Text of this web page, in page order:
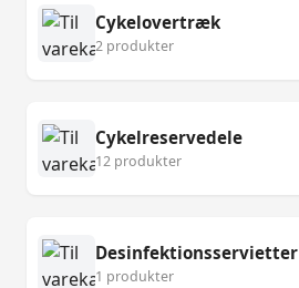
Cykelovertræk
2 produkter
Cykelreservedele
12 produkter
Desinfektionsservietter
1 produkter